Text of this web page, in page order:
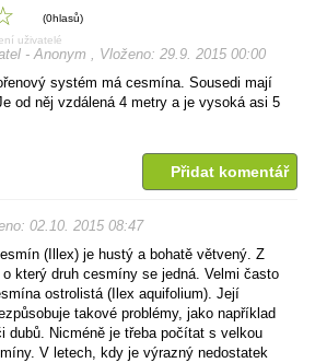
(0hlasů)
uživatelé
- Anonym , Vloženo: 29.9. 2015 00:00
systém má cesmína. Sousedi mají
od něj vzdálená 4 metry a je vysoká asi 5
Přidat komentář
02.10. 2015 08:47
(Illex) je hustý a bohatě větvený. Z
který druh cesmíny se jedná. Velmi často
ostrolistá (Ilex aquifolium). Její
takové problémy, jako například
dubů. Nicméně je třeba počítat s velkou
V letech, kdy je výrazný nedostatek